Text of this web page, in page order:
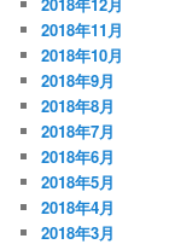
2018年11月
2018年10月
2018年9月
2018年8月
2018年7月
2018年6月
2018年5月
2018年4月
2018年3月